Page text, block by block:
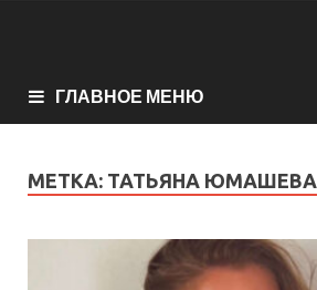
ГЛАВНОЕ МЕНЮ
МЕТКА: ТАТЬЯНА ЮМАШЕВА